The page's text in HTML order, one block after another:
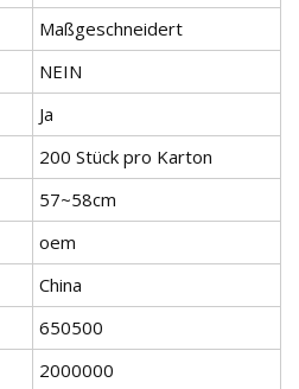
Maßgeschneidert
NEIN
Ja
200 Stück pro Karton
57~58cm
oem
China
650500
2000000